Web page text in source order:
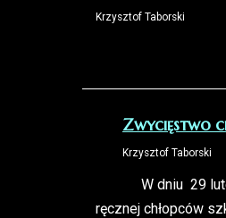
Krzysztof Taborski
Zwycięstwo
Krzysztof Taborski
W dniu 29
ręcznej chłopców